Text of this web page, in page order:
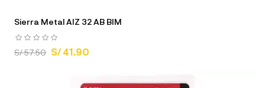
Sierra Metal AIZ 32 AB BIM
S/ 57.50 S/ 41.90